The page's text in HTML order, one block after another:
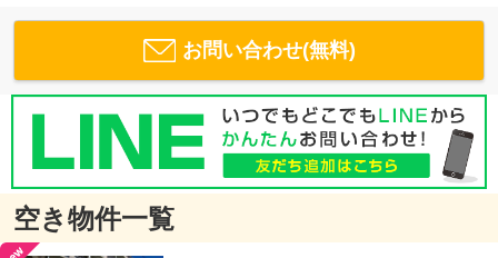
お問い合わせ(無料)
空き物件一覧